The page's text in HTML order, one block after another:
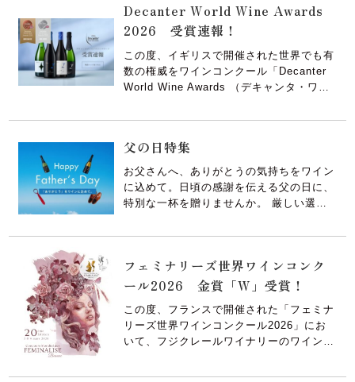
ワイン一覧
コンクール受賞ワイン
お得なワインセット
白ワイン・オレンジワイン
赤ワイン・ロゼワイン
スパークリングワイン
一升瓶ワイン
今月のおすすめ
セール
Decanter World Wine Awards
2026 受賞速報！
この度、イギリスで開催された世界でも有
数の権威をワインコンクール「Decanter
World Wine Awards （デキャンタ・ワー
て、フジクレールワイナリーのアイテムが
畑や醸造の積み重ねが、こうした形で評価
いただけ […]
父の日特集
お父さんへ、ありがとうの気持ちをワイン
に込めて。日頃の感謝を伝える父の日に、
特別な一杯を贈りませんか。 厳しい選果
た「吟果」シリーズの赤白セットです。母
ても、ご活用いただけます。 【セット内
容】・ フジクレール 吟果甲州20 […]
フェミナリーズ世界ワインコンク
ール2026 金賞「W」受賞！
この度、フランスで開催された「フェミナ
リーズ世界ワインコンクール2026」にお
いて、フジクレールワイナリーのワインが